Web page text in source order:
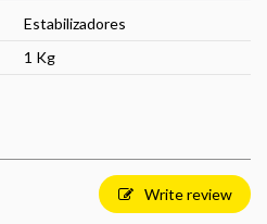
Estabilizadores
1 Kg
Write review